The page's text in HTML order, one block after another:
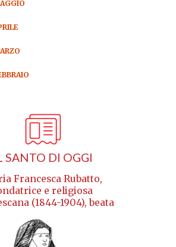
SANTO DI OGGI
Francesca Rubatto,
e religiosa
(1844-1904), beata